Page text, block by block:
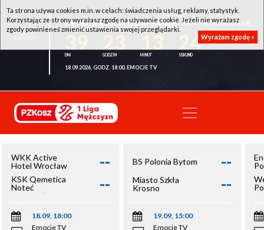
WKK ACTIVE HOTEL WROCŁAW - KSK QEMETICA NOTEĆ INOWROCŁAW
24
18.09.2026, GODZ. 18:00, EMOCJE TV
WKK Active
Hotel Wrocław
--
KSK Qemetica
Noteć
Inowrocław
--
18.09, 18:00
Emocje TV
BS Polonia Bytom --
Miasto Szkła
Krosno
--
19.09, 15:00
Emocje TV
Ta strona używa cookies m.in. w celach: świadczenia usług, reklamy, statystyk.
Korzystając ze strony wyrażasz zgodę na używanie cookie. Jeżeli nie wyrażasz
zgody powinieneś zmienić ustawienia swojej przeglądarki.
Wyrażam zgodę »